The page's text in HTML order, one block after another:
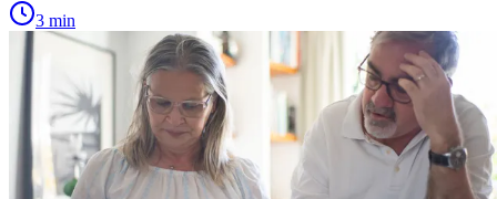
3 min